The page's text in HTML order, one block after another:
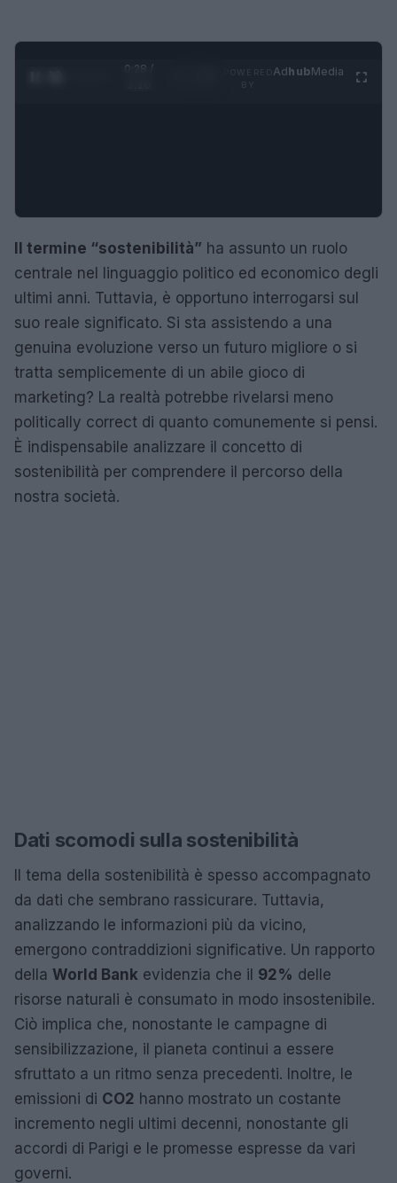
0:28 /
AdhubMedia
Il termine “sostenibilità” ha assunto un ruolo
centrale nel linguaggio politico ed economico degli
ultimi anni. Tuttavia, è opportuno interrogarsi sul
suo reale significato. Si sta assistendo a una
genuina evoluzione verso un futuro migliore o si
tratta semplicemente di un abile gioco di
marketing? La realtà potrebbe rivelarsi meno
politically correct di quanto comunemente si pensi.
È indispensabile analizzare il concetto di
sostenibilità per comprendere il percorso della
nostra società.
Dati scomodi sulla sostenibilità
Il tema della sostenibilità è spesso accompagnato
da dati che sembrano rassicurare. Tuttavia,
analizzando le informazioni più da vicino,
emergono contraddizioni significative. Un rapporto
della World Bank evidenzia che il 92% delle
risorse naturali è consumato in modo insostenibile.
Ciò implica che, nonostante le campagne di
sensibilizzazione, il pianeta continui a essere
sfruttato a un ritmo senza precedenti. Inoltre, le
emissioni di CO2 hanno mostrato un costante
incremento negli ultimi decenni, nonostante gli
accordi di Parigi e le promesse espresse da vari
governi.